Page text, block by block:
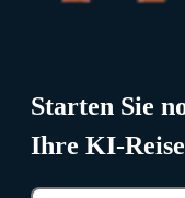
Starten Sie
Ihre KI-